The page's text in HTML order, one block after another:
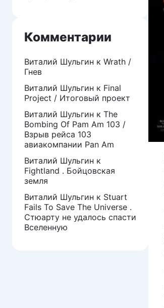
Комментарии
Виталий Шульгин к Wrath /
Гнев
Виталий Шульгин к Final
Project / Итоговый проект
Виталий Шульгин к The
Bombing Of Pam Am 103 /
Взрыв рейса 103
авиакомпании Pan Am
Виталий Шульгин к
Fightland . Бойцовская
земля
Виталий Шульгин к Stuart
Fails To Save The Universe .
Стюарту не удалось спасти
Вселенную